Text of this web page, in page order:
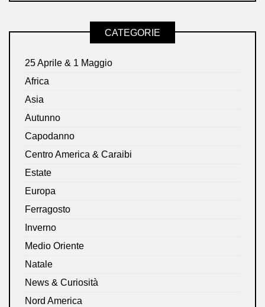
CATEGORIE
25 Aprile & 1 Maggio
Africa
Asia
Autunno
Capodanno
Centro America & Caraibi
Estate
Europa
Ferragosto
Inverno
Medio Oriente
Natale
News & Curiosità
Nord America